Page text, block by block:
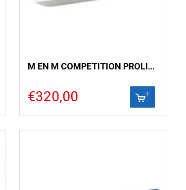
M EN M COMPETITION PROLINK
€320,00